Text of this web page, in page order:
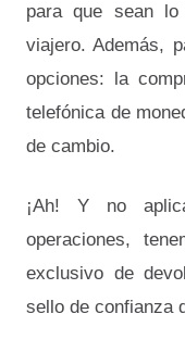
para que sean lo
viajero. Además,
opciones: la
telefónica de
de cambio.
¡Ah! Y no
operaciones,
exclusivo de
sello de confianza